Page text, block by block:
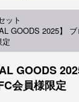
ット
GOODS 2025】
GOODS
会員様限定